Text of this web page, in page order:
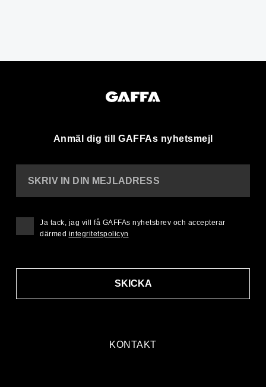
Anmäl dig till GAFFAs nyhetsmejl
KONTAKT
SKRIV IN DIN MEJLADRESS
SKICKA
Ja tack, jag vill få GAFFAs nyhetsbrev och accepterar
därmed integritetspolicyn